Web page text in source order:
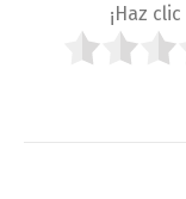
¡Haz